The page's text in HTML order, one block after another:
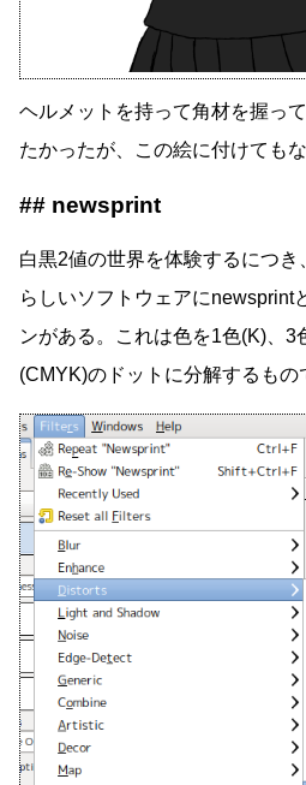
ヘルメットを持って角材を握っ
たかったが、この絵に付けてもな
newsprint
白黒2値の世界を体験するにつ
らしいソフトウェアにnewsprint
ンがある。これは色を1色(K)、3
(CMYK)のドットに分解するもの